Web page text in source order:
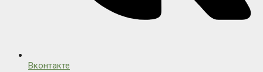
Вконтакте